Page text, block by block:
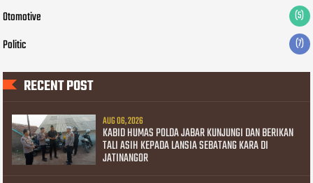
Otomotive (5)
Politic (7)
RECENT POST
AUG 06, 2026
KABID HUMAS POLDA JABAR KUNJUNGI DAN BERIKAN
TALI ASIH KEPADA LANSIA SEBATANG KARA DI
JATINANGOR